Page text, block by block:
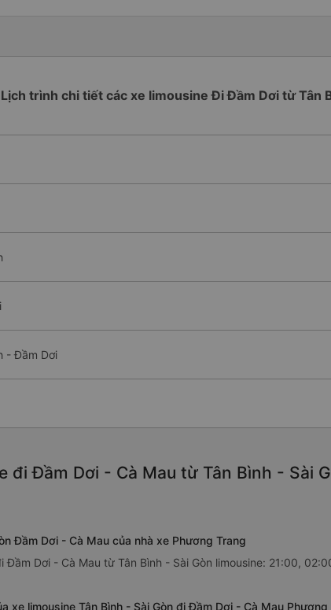
Lịch trình chi tiết các xe limousine Đi Đầm Dơi từ Tân
- Đầm Dơi
đi Đầm Dơi - Cà Mau từ Tân Bình - Sài
Đầm Dơi - Cà Mau của nhà xe Phương Trang
Đầm Dơi - Cà Mau từ Tân Bình - Sài Gòn limousine: 21:00,
xe limousine Tân Bình - Sài Gòn đi Đầm Dơi - Cà Mau Phương